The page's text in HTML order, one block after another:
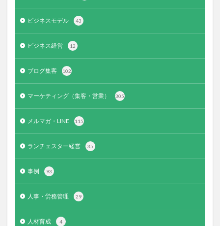
ビジネスモデル 43
ビジネス経営 12
ブログ集客 102
マーケティング（集客・営業） 305
メルマガ・LINE 115
ランチェスター経営 35
事例 93
人事・労務管理 29
人材育成 4